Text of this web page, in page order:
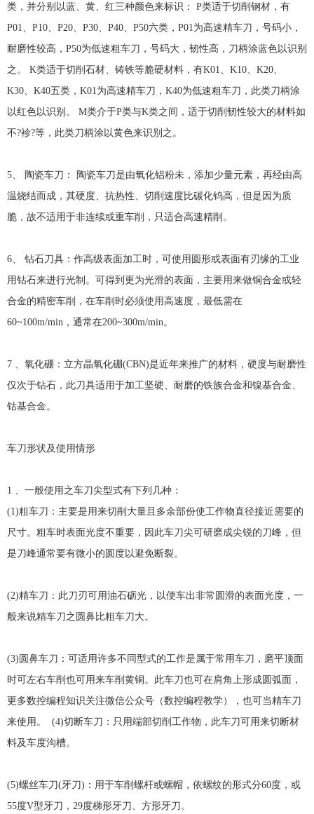
类，并分别以蓝、黄、红三种颜色来标识： P类适于切削钢材，有
P01、P10、P20、P30、P40、P50六类，P01为高速精车刀，号码小，
耐磨性较高，P50为低速粗车刀，号码大，韧性高，刀柄涂蓝色以识别
之。 K类适于切削石材、铸铁等脆硬材料，有K01、K10、K20、
K30、K40五类，K01为高速精车刀，K40为低速粗车刀，此类刀柄涂
以红色以识别。 M类介于P类与K类之间，适于切削韧性较大的材料如
不?袗?等，此类刀柄涂以黄色来识别之。
5、 陶瓷车刀： 陶瓷车刀是由氧化铝粉未，添加少量元素，再经由高
温烧结而成，其硬度、抗热性、切削速度比碳化钨高，但是因为质
脆，故不适用于非连续或重车削，只适合高速精削。
6、 钻石刀具：作高级表面加工时，可使用圆形或表面有刃缘的工业
用钻石来进行光制。可得到更为光滑的表面，主要用来做铜合金或轻
合金的精密车削，在车削时必须使用高速度，最低需在
60~100m/min，通常在200~300m/min。
7 、氧化硼：立方晶氧化硼(CBN)是近年来推广的材料，硬度与耐磨性
仅次于钻石，此刀具适用于加工坚硬、耐磨的铁族合金和镍基合金、
钴基合金。
车刀形状及使用情形
1 、一般使用之车刀尖型式有下列几种：
(1)粗车刀：主要是用来切削大量且多余部份使工作物直径接近需要的
尺寸。粗车时表面光度不重要，因此车刀尖可研磨成尖锐的刀峰，但
是刀峰通常要有微小的圆度以避免断裂。
(2)精车刀：此刀刃可用油石砺光，以便车出非常圆滑的表面光度，一
般来说精车刀之圆鼻比粗车刀大。
(3)圆鼻车刀：可适用许多不同型式的工作是属于常用车刀，磨平顶面
时可左右车削也可用来车削黄铜。此车刀也可在肩角上形成圆弧面，
更多数控编程知识关注微信公众号（数控编程教学），也可当精车刀
来使用。 (4)切断车刀：只用端部切削工作物，此车刀可用来切断材
料及车度沟槽。
(5)螺丝车刀(牙刀)：用于车削螺杆或螺帽，依螺纹的形式分60度，或
55度V型牙刀，29度梯形牙刀、方形牙刀。